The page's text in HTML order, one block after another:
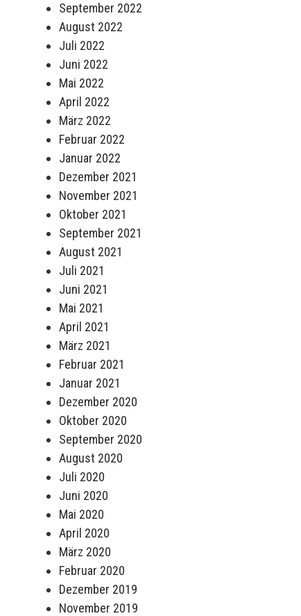
September 2022
August 2022
Juli 2022
Juni 2022
Mai 2022
April 2022
März 2022
Februar 2022
Januar 2022
Dezember 2021
November 2021
Oktober 2021
September 2021
August 2021
Juli 2021
Juni 2021
Mai 2021
April 2021
März 2021
Februar 2021
Januar 2021
Dezember 2020
Oktober 2020
September 2020
August 2020
Juli 2020
Juni 2020
Mai 2020
April 2020
März 2020
Februar 2020
Dezember 2019
November 2019